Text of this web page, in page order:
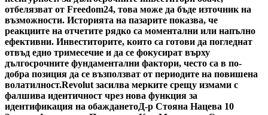
отбелязват от Freedom24, това може да бъде източник на
възможности. Историята на пазарите показва, че
реакциите на отчетите рядко са моментални или напълно
ефективни. Инвеститорите, които са готови да погледнат
отвъд едно тримесечие и да се фокусират върху
дългосрочните фундаментални фактори, често са в по-
добра позиция да се възползват от периодите на повишена
волатилност.Revolut засилва мерките срещу измами с
фалшива идентичност чрез нова функция за
идентификация на обажданетоД-р Стояна Нацева 10